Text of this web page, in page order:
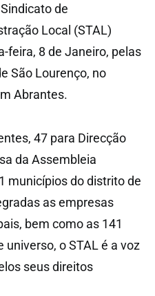
de
Local (STAL)
feira, 8 de Janeiro, pelas
São Lourenço, no
Abrantes.
47 para Direcção
da Assembleia
municípios do distrito de
as empresas
bem como as 141
o STAL é a voz
seus direitos